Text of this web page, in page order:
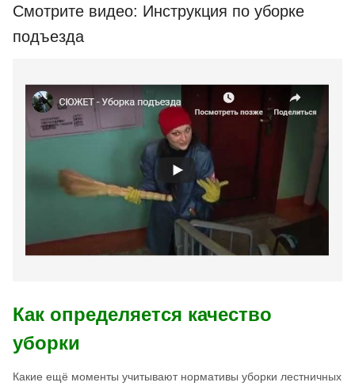
Смотрите видео: Инструкция по уборке
подъезда
Как определяется качество
уборки
Какие ещё моменты учитывают нормативы уборки лестничных